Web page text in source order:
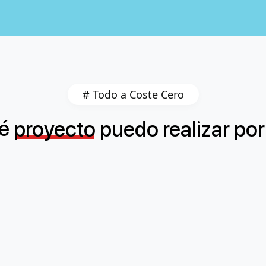
# Todo a Coste Cero
proyecto puedo realizar por